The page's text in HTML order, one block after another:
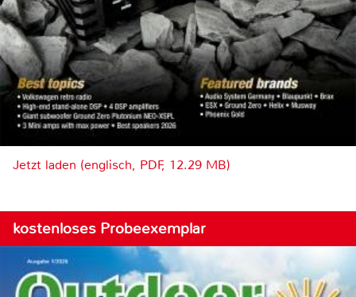
Jetzt laden (englisch, PDF, 12.29 MB)
kostenloses Probeexemplar